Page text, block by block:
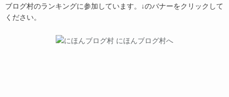
ブログ村のランキングに参加しています。↓のバナーをクリックして
ください。